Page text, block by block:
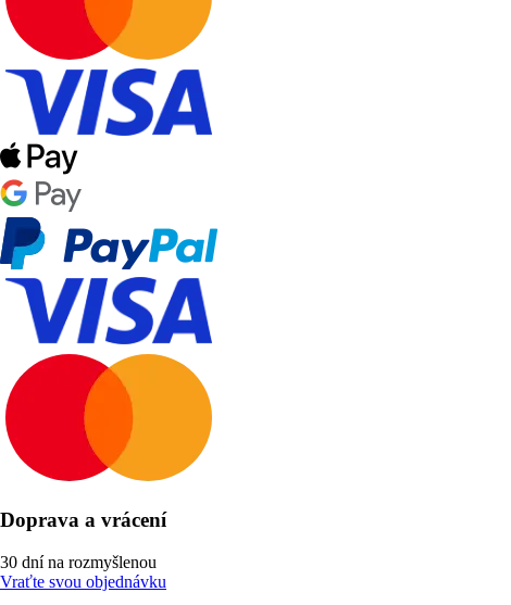
Doprava a vrácení
30 dní na rozmyšlenou
Vraťte svou objednávku